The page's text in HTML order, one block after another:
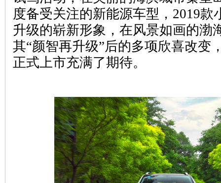
度备受关注的新能源车型，2019款
升级的崭新形象，在风景如画的渤
其“颜智再升级”后的多项欣喜改变
正式上市充满了期待。